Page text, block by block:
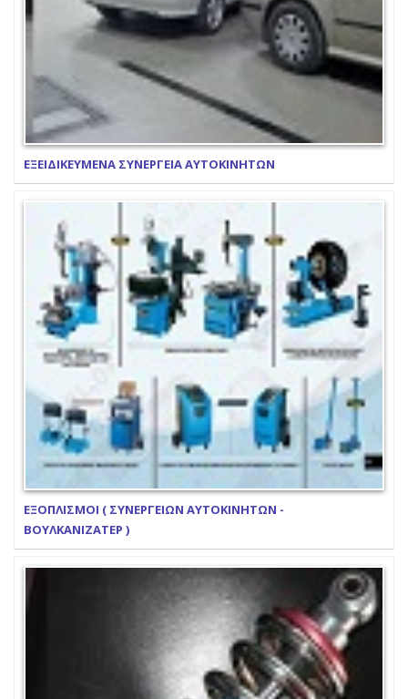
ΕΞΕΙΔΙΚΕΥΜΕΝΑ ΣΥΝΕΡΓΕΙΑ ΑΥΤΟΚΙΝΗΤΩΝ
ΕΞΟΠΛΙΣΜΟΙ ( ΣΥΝΕΡΓΕΙΩΝ ΑΥΤΟΚΙΝΗΤΩΝ -
ΒΟΥΛΚΑΝΙΖΑΤΕΡ )